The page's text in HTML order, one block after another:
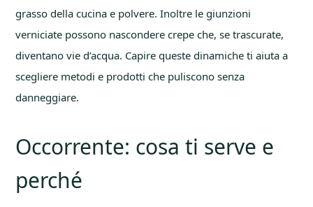
grasso della cucina e polvere. Inoltre le giunzioni
verniciate possono nascondere crepe che, se trascurate,
diventano vie d’acqua. Capire queste dinamiche ti aiuta a
scegliere metodi e prodotti che puliscono senza
danneggiare.
Occorrente: cosa ti serve e
perché